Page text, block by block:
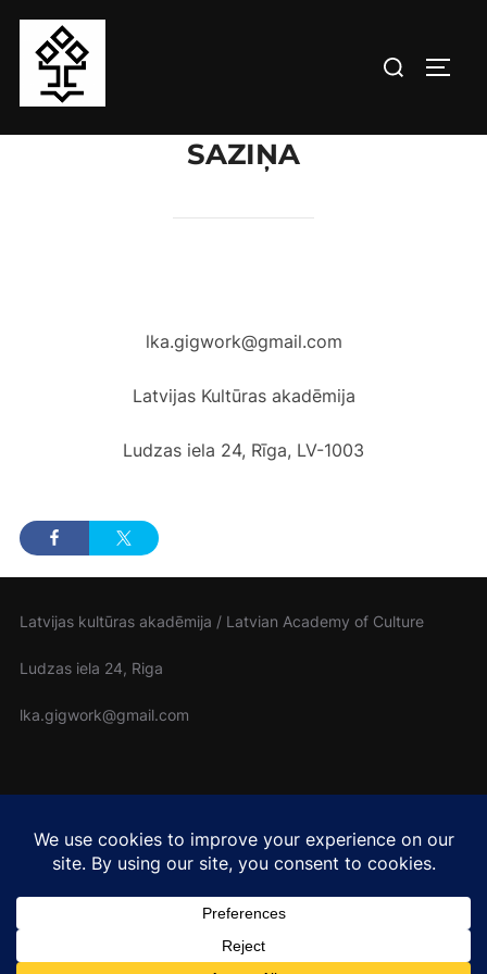
Skip
content
Search
SAZIŅA
lka.gigwork@gmail.com
Latvijas Kultūras akadēmija
Ludzas iela 24, Rīga, LV-1003
Latvijas kultūras akadēmija / Latvian Academy of Culture
Ludzas iela 24, Riga
lka.gigwork@gmail.com
Cover photo: Rowan Freeman (Unsplash)